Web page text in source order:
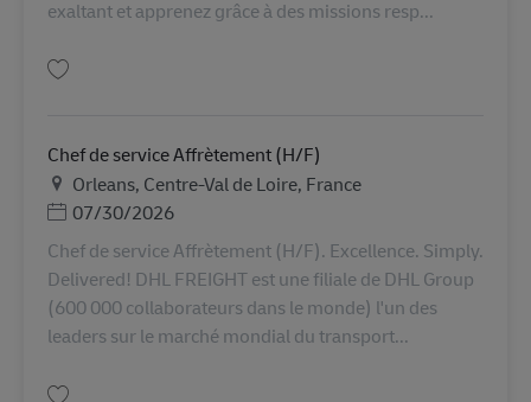
exaltant et apprenez grâce à des missions resp...
Chef de service Affrètement (H/F)
สถานที่
Orleans, Centre-Val de Loire, France
Posted Date
07/30/2026
Chef de service Affrètement (H/F). Excellence. Simply.
Delivered! DHL FREIGHT est une filiale de DHL Group
(600 000 collaborateurs dans le monde) l'un des
leaders sur le marché mondial du transport...